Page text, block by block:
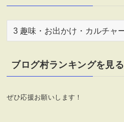
カ
リ
ー
ブログ村ランキングを見る
ぜひ応援お願いします！